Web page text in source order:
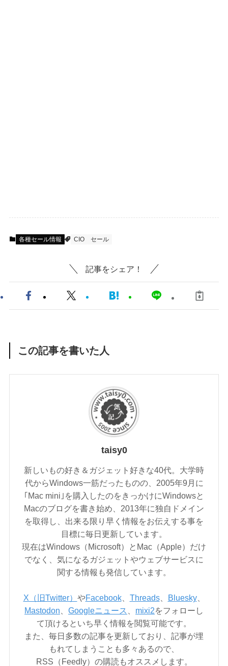
各種セール情報 CIO セール
記事をシェア！
この記事を書いた人
taisy0
新しいもの好き＆ガジェット好きな40代。大学時
代からWindows一筋だったものの、2005年9月に
｢Mac mini｣を購入したのをきっかけにWindowsと
Macのブログを書き始め、2013年に独自ドメイン
を取得し、出来る限り早く情報をお伝えする事を
目標に毎日更新しています。
現在はWindows（Microsoft）とMac（Apple）だけ
でなく、気になるガジェットやウェブサービスに
関する情報も発信しています。
X（旧Twitter） やFacebook、 Threads、 Bluesky、
Mastodon
Googleニュース mixi2をフォローし
て頂けるといち早く情報を閲覧可能です。
また、毎日多数の記事を更新しており、記事が埋
もれてしまうことも多々あるので、
RSS（Feedly）の購読もオススメします。